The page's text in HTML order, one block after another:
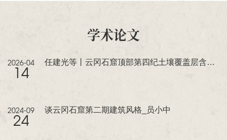
学术论文
任建光等丨云冈石窟顶部第四纪土壤覆盖层含水率变化特...
2026-04
14
谈云冈石窟第二期建筑风格_员小中
2024-09
24